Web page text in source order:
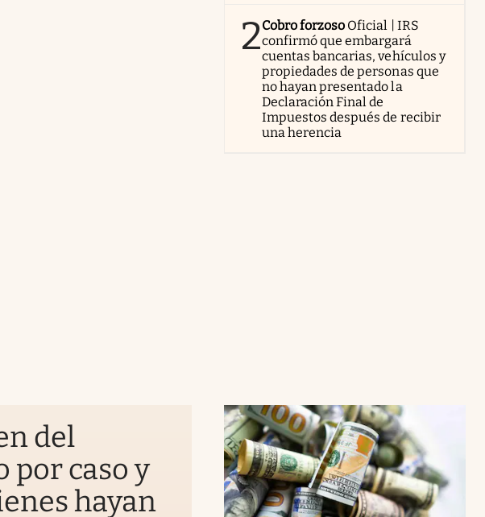
2Cobro forzoso Oficial | IRS
confirmó que embargará
cuentas bancarias, vehículos y
propiedades de personas que
no hayan presentado la
Declaración Final de
Impuestos después de recibir
una herencia
del
por caso y
hayan